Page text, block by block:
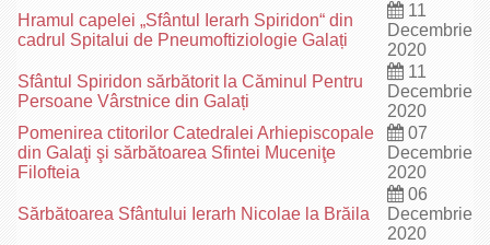
Hramul capelei „Sfântul Ierarh Spiridon“ din
cadrul Spitalui de Pneumoftiziologie Galați
11
Decembrie
2020
Sfântul Spiridon sărbătorit la Căminul Pentru
Persoane Vârstnice din Galați
11
Decembrie
2020
Pomenirea ctitorilor Catedralei Arhiepiscopale
din Galaţi şi sărbătoarea Sfintei Muceniţe
Filofteia
07
Decembrie
2020
Sărbătoarea Sfântului Ierarh Nicolae la Brăila
06
Decembrie
2020